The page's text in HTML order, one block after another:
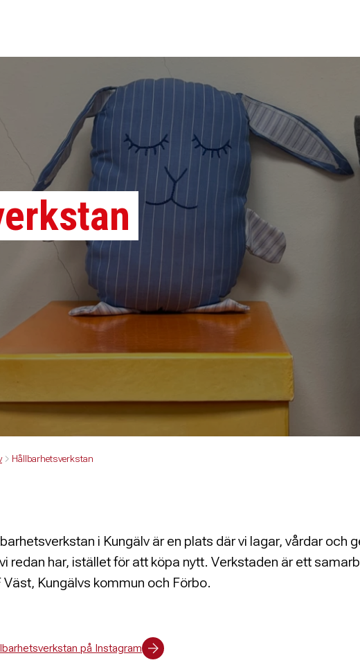
Hållbarhetsverkstan
i Kungälv är en plats där vi lagar, vårdar och
redan har, istället för att köpa nytt. Verkstaden är ett
Väst, Kungälvs kommun och Förbo.
på Instagram